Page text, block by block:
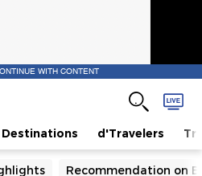
WITH CONTENT
Destinations d'Travelers
Recommendation on